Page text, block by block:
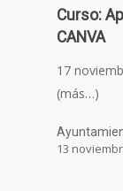
Curso:
CANVA
17
(más…)
13